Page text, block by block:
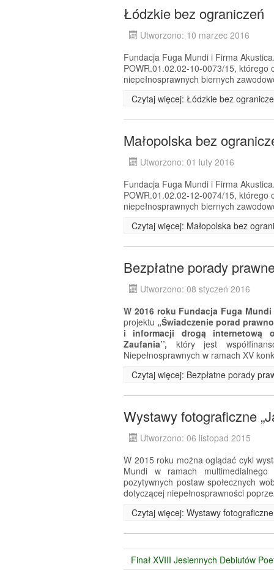
Łódzkie bez ograniczeń
Utworzono: 10 marzec 2016
Fundacja Fuga Mundi i Firma
POWR.01.02.02-10-0073/15, którego
niepełnosprawnych biernych
Czytaj więcej: Łódzkie bez
Małopolska bez
Utworzono: 01 luty 2016
Fundacja Fuga Mundi i Firma
POWR.01.02.02-12-0074/15, którego
niepełnosprawnych biernych
Czytaj więcej: Małopolska bez
Bezpłatne porady
Utworzono: 08 styczeń 2016
W 2016 roku Fundacja Fuga Mundi
projektu „Świadczenie porad
i informacji drogą internetową
Zaufania’’, który jest
Niepełnosprawnych w ramach XV
Czytaj więcej: Bezpłatne porady
Wystawy fotograficzne
Utworzono: 06 listopad 2015
W 2015 roku można oglądać cykl
Mundi w ramach
pozytywnych postaw społecznych
dotyczącej niepełnosprawności
Czytaj więcej: Wystawy
Finał XVIII Jesiennych Debiutów